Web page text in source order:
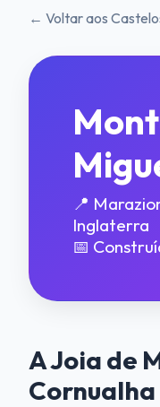
← Voltar aos
📍
Inglaterra
📅
A Joia de
Cornualha